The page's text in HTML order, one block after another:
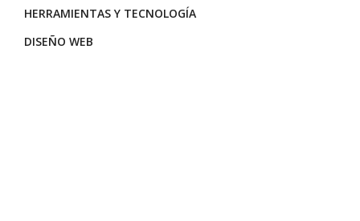
HERRAMIENTAS Y TECNOLOGÍA
DISEÑO WEB